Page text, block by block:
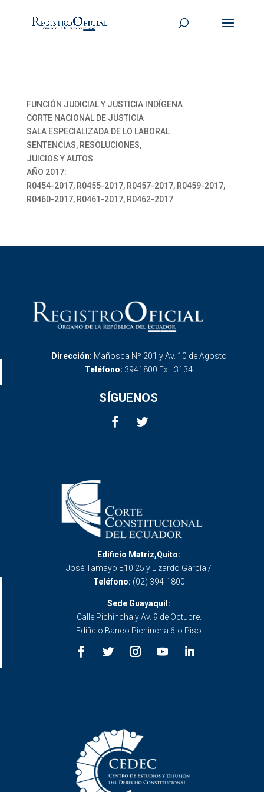
FUNCIÓN JUDICIAL Y JUSTICIA INDÍGENA
CORTE NACIONAL DE JUSTICIA
SALA ESPECIALIZADA DE LO LABORAL
SENTENCIAS, RESOLUCIONES,
JUICIOS Y AUTOS
AÑO 2017:
R0454-2017, R0455-2017, R0457-2017, R0459-2017,
R0460-2017, R0461-2017, R0462-2017
Dirección: Mañosca Nº 201 y Av. 10 de Agosto
Teléfono: 3941800 Ext. 3134
SÍGUENOS
Edificio Matriz,Quito:
José Tamayo E10 25 y Lizardo García /
Teléfono: (02) 394-1800
Sede Guayaquil:
Calle Pichincha y Av. 9 de Octubre.
Edificio Banco Pichincha 6to Piso